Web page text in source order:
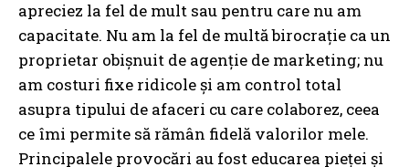
apreciez la fel de mult sau pentru care nu am
capacitate. Nu am la fel de multă birocrație ca un
proprietar obișnuit de agenție de marketing; nu
am costuri fixe ridicole și am control total
asupra tipului de afaceri cu care colaborez, ceea
ce îmi permite să rămân fidelă valorilor mele.
Principalele provocări au fost educarea pieței și